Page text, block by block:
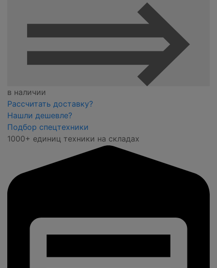
в наличии
Рассчитать доставку?
Нашли дешевле?
Подбор спецтехники
1000+ единиц техники на складах